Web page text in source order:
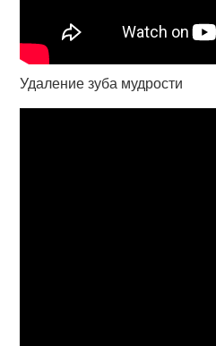
Удаление зуба мудрости